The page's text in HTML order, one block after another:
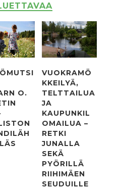
O.
VUOKRAMÖ
KKEILYÄ,
TELTTAILUA
JA
KAUPUNKIL
OMAILUA –
RETKI
JUNALLA
SEKÄ
PYÖRILLÄ
RIIHIMÄEN
SEUDUILLE